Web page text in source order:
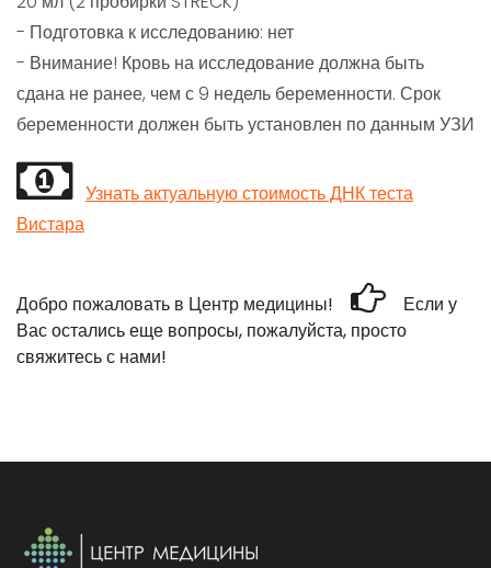
- Подготовка к исследованию: нет
- Внимание! Кровь на исследование должна быть
сдана не ранее, чем с 9 недель беременности. Срок
беременности должен быть установлен по данным УЗИ
Узнать актуальную стоимость ДНК теста
Вистара
Добро пожаловать в Центр медицины!
Если у
Вас остались еще вопросы, пожалуйста, просто
свяжитесь с нами!